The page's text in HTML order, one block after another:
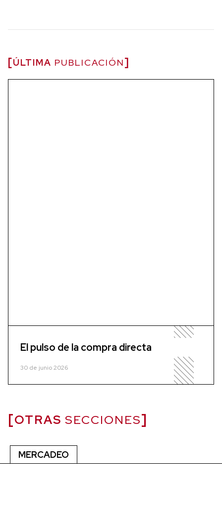
ÚLTIMA PUBLICACIÓN
El pulso de la compra directa
30 de junio 2026
OTRAS SECCIONES
MERCADEO